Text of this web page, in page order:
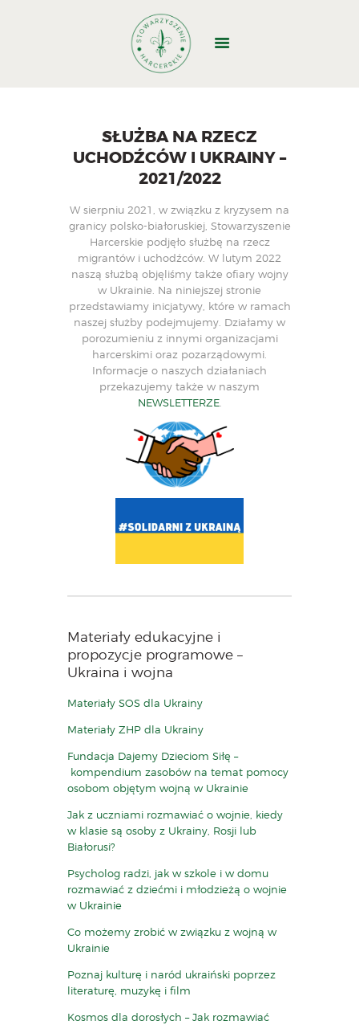
O NAS
DOŁĄCZ
WYJAZDY
STRUKTURA
DOKUMENTY
BAZA BIWAKOWA
KONTAKT
1,5%
SŁUŻBA NA RZECZ
UCHODŹCÓW I UKRAINY –
2021/2022
W sierpniu 2021, w związku z kryzysem na
granicy polsko-białoruskiej, Stowarzyszenie
Harcerskie podjęło służbę na rzecz
migrantów i uchodźców. W lutym 2022
naszą służbą objęliśmy także ofiary wojny
w Ukrainie. Na niniejszej stronie
przedstawiamy inicjatywy, które w ramach
naszej służby podejmujemy. Działamy w
porozumieniu z innymi organizacjami
harcerskimi oraz pozarządowymi.
Informacje o naszych działaniach
przekazujemy także w naszym
NEWSLETTERZE.
Materiały edukacyjne i
propozycje programowe –
Ukraina i wojna
Materiały SOS dla Ukrainy
Materiały ZHP dla Ukrainy
Fundacja Dajemy Dzieciom Siłę –
kompendium zasobów na temat pomocy
osobom objętym wojną w Ukrainie
Jak z uczniami rozmawiać o wojnie, kiedy
w klasie są osoby z Ukrainy, Rosji lub
Białorusi?
Psycholog radzi, jak w szkole i w domu
rozmawiać z dziećmi i młodzieżą o wojnie
w Ukrainie
Co możemy zrobić w związku z wojną w
Ukrainie
Poznaj kulturę i naród ukraiński poprzez
literaturę, muzykę i film
Kosmos dla dorosłych – Jak rozmawiać